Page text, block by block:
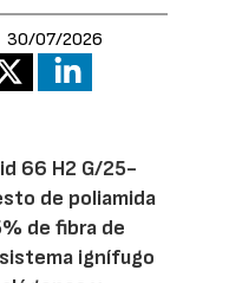
30/07/2026
66 H2 G/25-
de poliamida
de fibra de
ignífugo